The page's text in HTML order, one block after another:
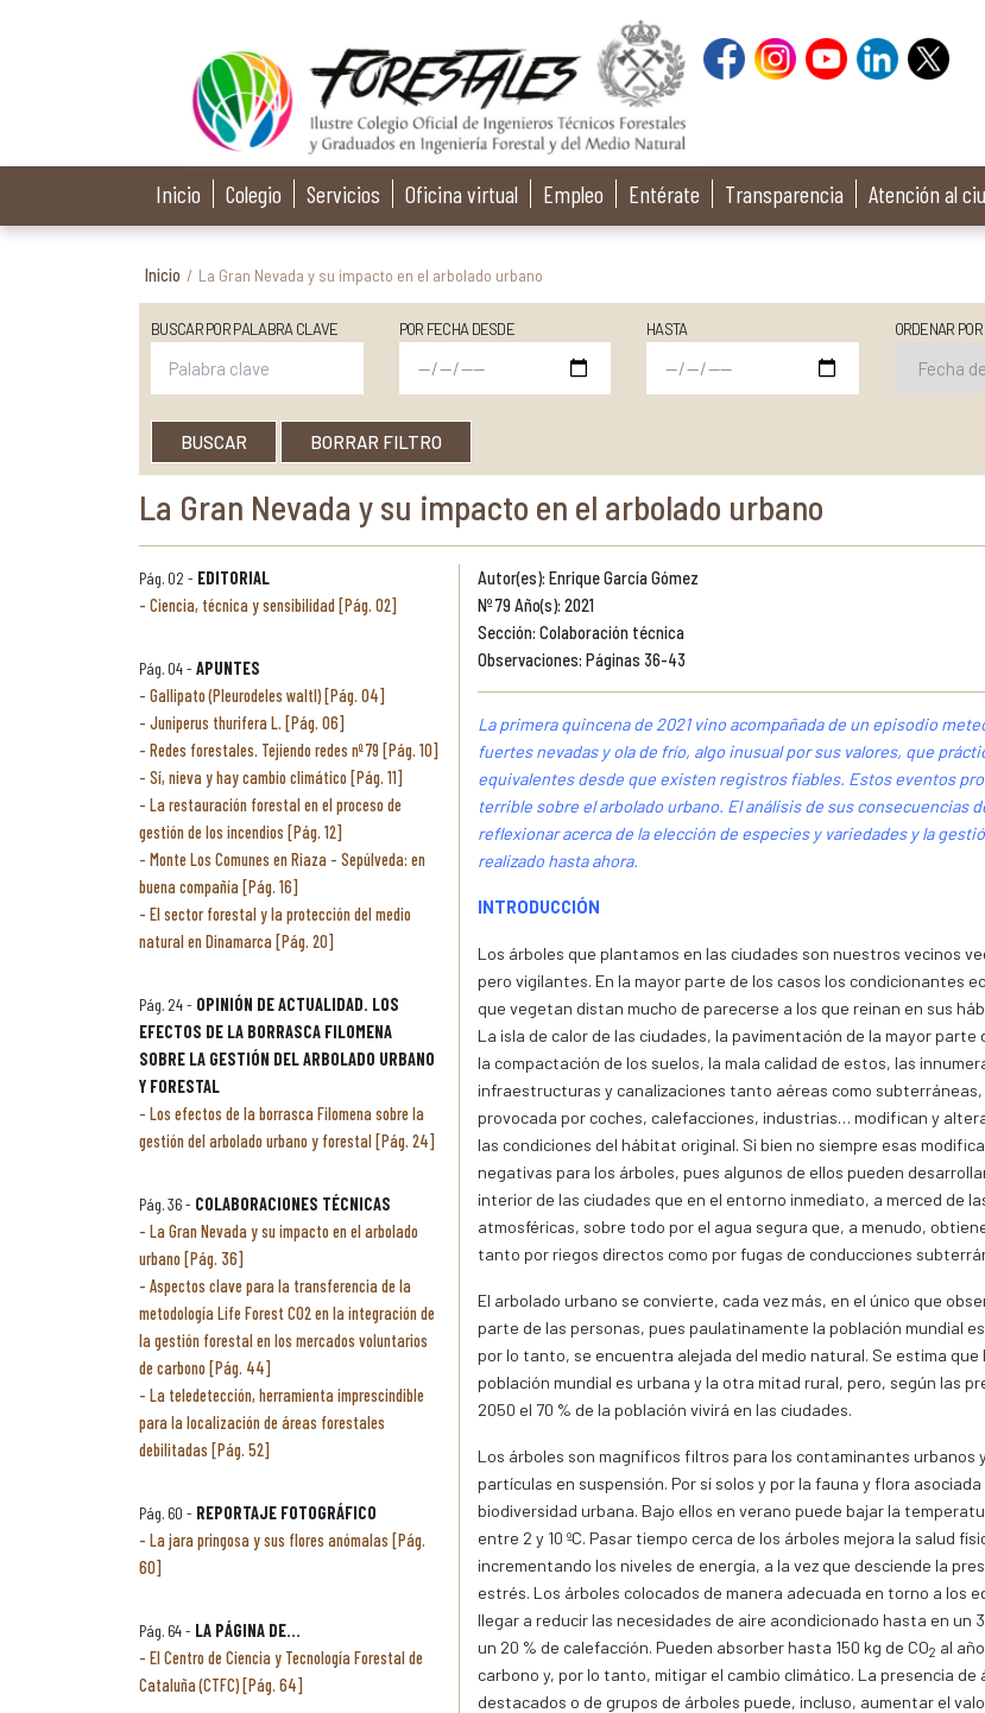
Inicio Colegio Servicios Oficina virtual Empleo Entérate Transparencia Atención al
Inicio / La Gran Nevada y su impacto en el arbolado urbano
BUSCAR POR PALABRA CLAVE POR FECHA DESDE HASTA ORDENAR POR
BUSCAR BORRAR FILTRO
La Gran Nevada y su impacto en el arbolado urbano
Pág. 02 - EDITORIAL
Ciencia, técnica y sensibilidad [Pág. 02]
Pág. 04 - APUNTES
Gallipato (Pleurodeles waltl) [Pág. 04]
Juniperus thurifera L. [Pág. 06]
Redes forestales. Tejiendo redes nº 79 [Pág. 10]
Sí, nieva y hay cambio climático [Pág. 11]
La restauración forestal en el proceso de
gestión de los incendios [Pág. 12]
Monte Los Comunes en Riaza - Sepúlveda: en
buena compañía [Pág. 16]
El sector forestal y la protección del medio
natural en Dinamarca [Pág. 20]
Pág. 24 - OPINIÓN DE ACTUALIDAD. LOS
EFECTOS DE LA BORRASCA FILOMENA
SOBRE LA GESTIÓN DEL ARBOLADO URBANO
Y FORESTAL
Los efectos de la borrasca Filomena sobre la
gestión del arbolado urbano y forestal [Pág. 24]
Pág. 36 - COLABORACIONES TÉCNICAS
La Gran Nevada y su impacto en el arbolado
urbano [Pág. 36]
Aspectos clave para la transferencia de la
metodología Life Forest CO2 en la integración de
la gestión forestal en los mercados voluntarios
de carbono [Pág. 44]
La teledetección, herramienta imprescindible
para la localización de áreas forestales
debilitadas [Pág. 52]
Pág. 60 - REPORTAJE FOTOGRÁFICO
La jara pringosa y sus flores anómalas [Pág.
60]
Pág. 64 - LA PÁGINA DE...
El Centro de Ciencia y Tecnología Forestal de
Cataluña (CTFC) [Pág. 64]
Autor(es): Enrique García Gómez
Nº 79 Año(s): 2021
Sección: Colaboración técnica
Observaciones: Páginas 36-43
La primera quincena de 2021 vino acompañada de un episodio
fuertes nevadas y ola de frío, algo inusual por sus valores, que
equivalentes desde que existen registros fiables. Estos eventos
terrible sobre el arbolado urbano. El análisis de sus consecuencias
reflexionar acerca de la elección de especies y variedades y la
realizado hasta ahora.
INTRODUCCIÓN
Los árboles que plantamos en las ciudades son nuestros vecinos
pero vigilantes. En la mayor parte de los casos los condicionantes
que vegetan distan mucho de parecerse a los que reinan en sus
La isla de calor de las ciudades, la pavimentación de la mayor parte
la compactación de los suelos, la mala calidad de estos, las
infraestructuras y canalizaciones tanto aéreas como
provocada por coches, calefacciones, industrias… modifican y
las condiciones del hábitat original. Si bien no siempre esas
negativas para los árboles, pues algunos de ellos pueden
interior de las ciudades que en el entorno inmediato, a merced de
atmosféricas, sobre todo por el agua segura que, a menudo,
tanto por riegos directos como por fugas de conducciones
El arbolado urbano se convierte, cada vez más, en el único que
parte de las personas, pues paulatinamente la población mundial
por lo tanto, se encuentra alejada del medio natural. Se estima que
población mundial es urbana y la otra mitad rural, pero, según las
2050 el 70 % de la población vivirá en las ciudades.
Los árboles son magníficos filtros para los contaminantes urbanos
partículas en suspensión. Por sí solos y por la fauna y flora
biodiversidad urbana. Bajo ellos en verano puede bajar la
entre 2 y 10 ºC. Pasar tiempo cerca de los árboles mejora la salud
incrementando los niveles de energía, a la vez que desciende la
estrés. Los árboles colocados de manera adecuada en torno a los
llegar a reducir las necesidades de aire acondicionado hasta en un
un 20 % de calefacción. Pueden absorber hasta 150 kg de CO2 al
carbono y, por lo tanto, mitigar el cambio climático. La presencia de
destacados o de grupos de árboles puede, incluso, aumentar el